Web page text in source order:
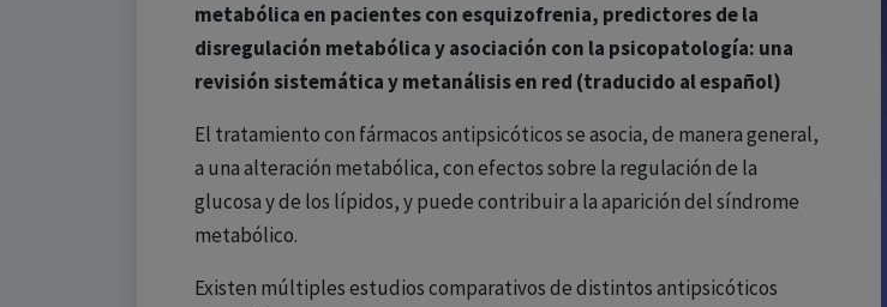
metabólica en pacientes con esquizofrenia, predictores de la
disregulación metabólica y asociación con la psicopatología: una
revisión sistemática y metanálisis en red (traducido al español)
El tratamiento con fármacos antipsicóticos se asocia, de manera general,
a una alteración metabólica, con efectos sobre la regulación de la
glucosa y de los lípidos, y puede contribuir a la aparición del síndrome
metabólico.
Existen múltiples estudios comparativos de distintos antipsicóticos